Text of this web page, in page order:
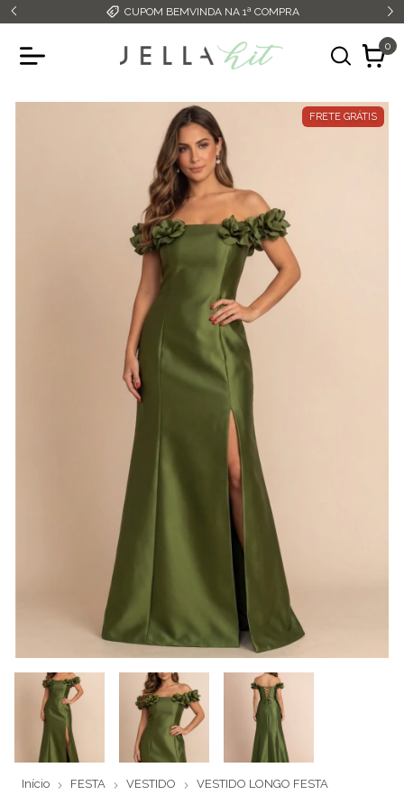
CUPOM BEMVINDA NA 1ª COMPRA
0
FRETE GRÁTIS
Início FESTA VESTIDO VESTIDO LONGO FESTA